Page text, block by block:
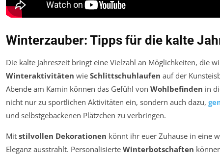
Winterzauber: Tipps für die kalte
Die kalte Jahreszeit bringt eine Vielzahl an Möglichkeiten, die
Winteraktivitäten wie Schlittschuhlaufen auf der
Abende am Kamin können das Gefühl von Wohlbefinden in
nicht nur zu sportlichen Aktivitäten ein, sondern auch dazu,
und selbstgebackenen Plätzchen zu verbringen.
Mit stilvollen Dekorationen könnt ihr euer Zuhause in eine
Eleganz ausstrahlt. Personalisierte Winterbotschaften